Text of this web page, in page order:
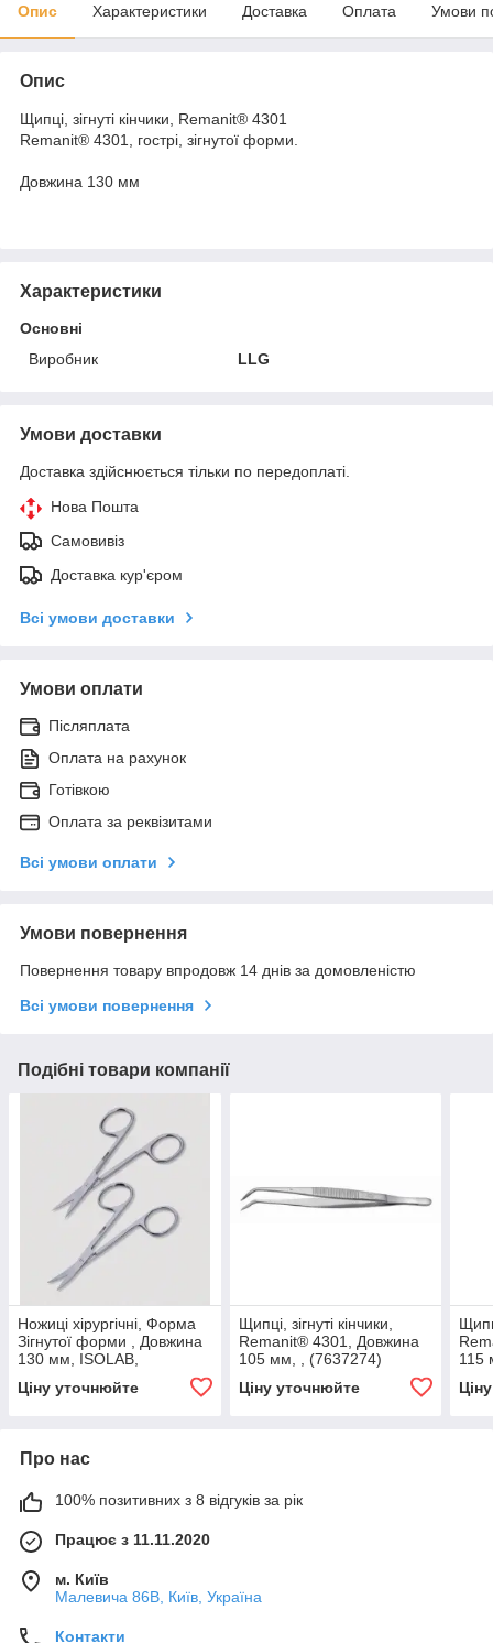
Опис Характеристики Доставка Оплата Умови
Опис
Щипці, зігнуті кінчики, Remanit® 4301
Remanit® 4301, гострі, зігнутої форми.
Довжина 130 мм
Характеристики
Основні
Виробник
LLG
Умови доставки
Доставка здійснюється тільки по передоплаті.
Нова Пошта
Самовивіз
Доставка кур'єром
Всі умови доставки
Умови оплати
Післяплата
Оплата на рахунок
Готівкою
Оплата за реквізитами
Всі умови оплати
Умови повернення
Повернення товару впродовж 14 днів за домовленістю
Всі умови повернення
Подібні товари компанії
Ножиці хірургічні, Форма
Зігнутої форми , Довжина
130 мм, ISOLAB,
Ціну уточнюйте
Щипці, зігнуті кінчики,
Remanit® 4301, Довжина
105 мм, , (7637274)
Ціну уточнюйте
115
Про нас
100% позитивних з 8 відгуків за рік
Працює з 11.11.2020
м. Київ
Малевича 86В, Київ, Україна
Контакти